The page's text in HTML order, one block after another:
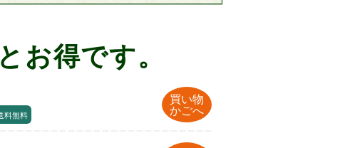
お得です。
買い物
かごへ
料無料